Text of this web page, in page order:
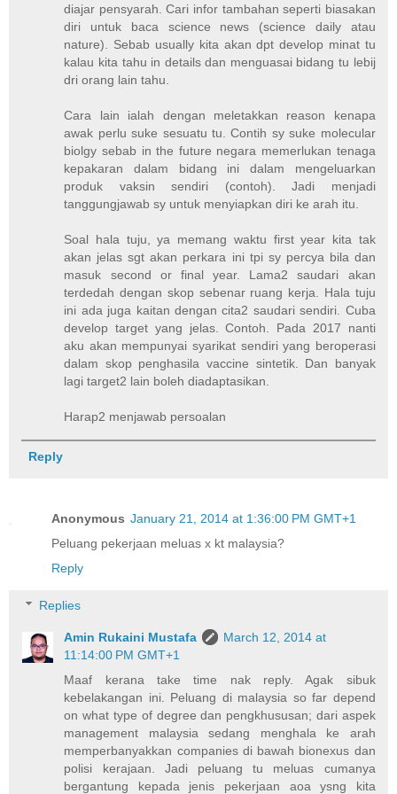
diajar pensyarah. Cari infor tambahan seperti biasakan
diri untuk baca science news (science daily atau
nature). Sebab usually kita akan dpt develop minat tu
kalau kita tahu in details dan menguasai bidang tu lebij
dri orang lain tahu.
Cara lain ialah dengan meletakkan reason kenapa
awak perlu suke sesuatu tu. Contih sy suke molecular
biolgy sebab in the future negara memerlukan tenaga
kepakaran dalam bidang ini dalam mengeluarkan
produk vaksin sendiri (contoh). Jadi menjadi
tanggungjawab sy untuk menyiapkan diri ke arah itu.
Soal hala tuju, ya memang waktu first year kita tak
akan jelas sgt akan perkara ini tpi sy percya bila dan
masuk second or final year. Lama2 saudari akan
terdedah dengan skop sebenar ruang kerja. Hala tuju
ini ada juga kaitan dengan cita2 saudari sendiri. Cuba
develop target yang jelas. Contoh. Pada 2017 nanti
aku akan mempunyai syarikat sendiri yang beroperasi
dalam skop penghasila vaccine sintetik. Dan banyak
lagi target2 lain boleh diadaptasikan.
Harap2 menjawab persoalan
Reply
Anonymous January 21, 2014 at 1:36:00 PM GMT+1
Peluang pekerjaan meluas x kt malaysia?
Reply
Replies
Amin Rukaini Mustafa
March 12, 2014 at
11:14:00 PM GMT+1
Maaf kerana take time nak reply. Agak sibuk
kebelakangan ini. Peluang di malaysia so far depend
on what type of degree dan pengkhususan; dari aspek
management malaysia sedang menghala ke arah
memperbanyakkan companies di bawah bionexus dan
polisi kerajaan. Jadi peluang tu meluas cumanya
bergantung kepada jenis pekerjaan aoa ysng kita